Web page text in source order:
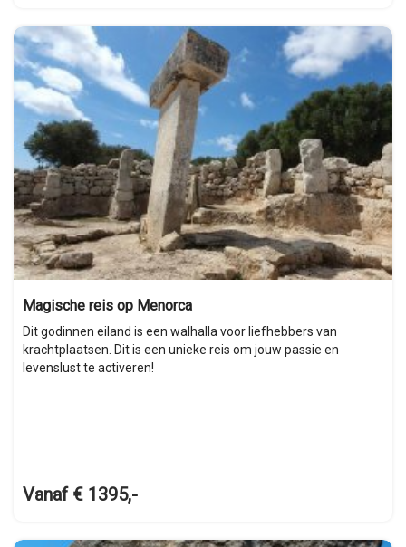
Magische reis op Menorca
Dit godinnen eiland is een walhalla voor liefhebbers van
krachtplaatsen. Dit is een unieke reis om jouw passie en
levenslust te activeren!
Vanaf € 1395,-